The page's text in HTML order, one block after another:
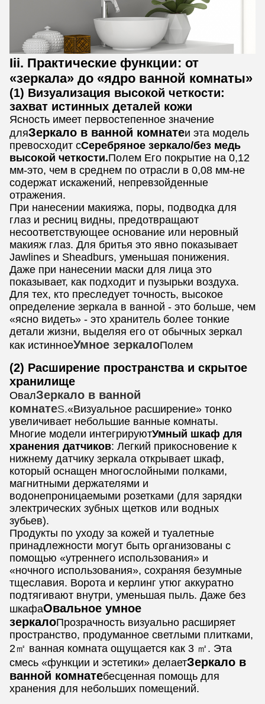
Iii. Практические функции: от
«зеркала» до «ядро ванной комнаты»
(1) Визуализация высокой четкости:
захват истинных деталей кожи
Ясность имеет первостепенное значение
дляЗеркало в ванной комнатеи эта модель
превосходит сСеребряное зеркало/без медь
высокой четкости.Полем Его покрытие на 0,12
мм-это, чем в среднем по отрасли в 0,08 мм-не
содержат искажений, непревзойденные
отражения.
При нанесении макияжа, поры, подводка для
глаз и ресниц видны, предотвращают
несоответствующее основание или неровный
макияж глаз. Для бритья это явно показывает
Jawlines и Sheadburs, уменьшая понижения.
Даже при нанесении маски для лица это
показывает, как подходит и пузырьки воздуха.
Для тех, кто преследует точность, высокое
определение зеркала в ванной - это больше, чем
«ясно видеть» - это хранитель более тонкие
детали жизни, выделяя его от обычных зеркал
как истинноеУмное зеркалоПолем
(2) Расширение пространства и скрытое
хранилище
ОвалЗеркало в ванной
комнатеS.«Визуальное расширение» тонко
увеличивает небольшие ванные комнаты.
Многие модели интегрируютУмный шкаф для
хранения датчиков: Легкий прикосновение к
нижнему датчику зеркала открывает шкаф,
который оснащен многослойными полками,
магнитными держателями и
водонепроницаемыми розетками (для зарядки
электрических зубных щетков или водных
зубьев).
Продукты по уходу за кожей и туалетные
принадлежности могут быть организованы с
помощью «утреннего использования» и
«ночного использования», сохраняя безумные
тщеславия. Ворота и керлинг утюг аккуратно
подтягивают внутри, уменьшая пыль. Даже без
шкафаОвальное умное
зеркалоПрозрачность визуально расширяет
пространство, продуманное светлыми плитками,
2㎡ ванная комната ощущается как 3 ㎡. Эта
смесь «функции и эстетики» делаетЗеркало в
ванной комнатебесценная помощь для
хранения для небольших помещений.